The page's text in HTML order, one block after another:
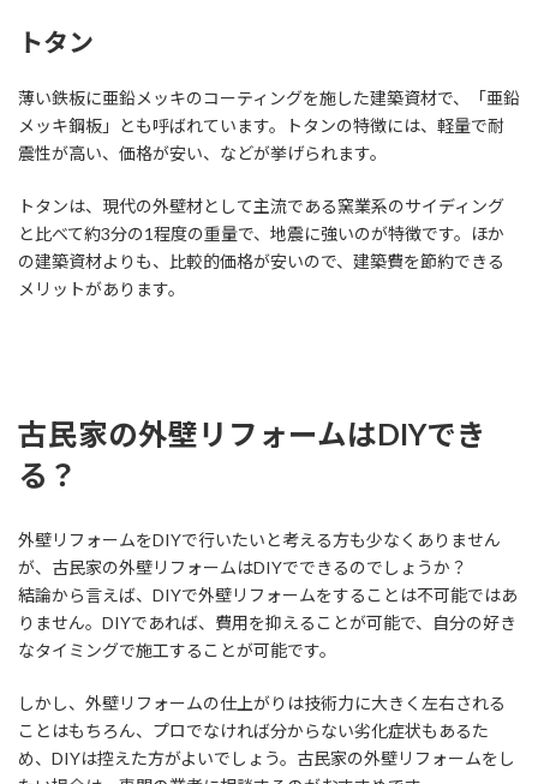
トタン
薄い鉄板に亜鉛メッキのコーティングを施した建築資材で、「亜鉛
メッキ鋼板」とも呼ばれています。トタンの特徴には、軽量で耐
震性が高い、価格が安い、などが挙げられます。
トタンは、現代の外壁材として主流である窯業系のサイディング
と比べて約3分の1程度の重量で、地震に強いのが特徴です。ほか
の建築資材よりも、比較的価格が安いので、建築費を節約できる
メリットがあります。
古民家の外壁リフォームはDIYでき
る？
外壁リフォームをDIYで行いたいと考える方も少なくありません
が、古民家の外壁リフォームはDIYでできるのでしょうか？
結論から言えば、DIYで外壁リフォームをすることは不可能ではあ
りません。DIYであれば、費用を抑えることが可能で、自分の好き
なタイミングで施工することが可能です。
しかし、外壁リフォームの仕上がりは技術力に大きく左右される
ことはもちろん、プロでなければ分からない劣化症状もあるた
め、DIYは控えた方がよいでしょう。古民家の外壁リフォームをし